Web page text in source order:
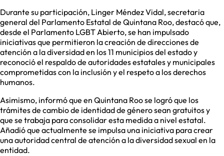
Durante su participación, Linger Méndez Vidal, secretaria
general del Parlamento Estatal de Quintana Roo, destacó que,
desde el Parlamento LGBT Abierto, se han impulsado
iniciativas que permitieron la creación de direcciones de
atención a la diversidad en los 11 municipios del estado y
reconoció el respaldo de autoridades estatales y municipales
comprometidas con la inclusión y el respeto a los derechos
humanos.
Asimismo, informó que en Quintana Roo se logró que los
trámites de cambio de identidad de género sean gratuitos y
que se trabaja para consolidar esta medida a nivel estatal.
Añadió que actualmente se impulsa una iniciativa para crear
una autoridad central de atención a la diversidad sexual en la
entidad.